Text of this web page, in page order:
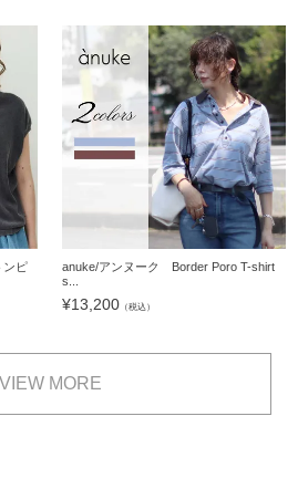
ンピ
anuke/アンヌーク Border Poro T-shirt
s...
¥13,200 （税込）
VIEW MORE